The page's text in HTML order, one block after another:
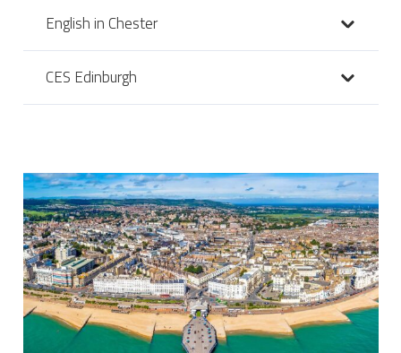
English in Chester
CES Edinburgh